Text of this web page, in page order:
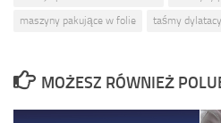
maszyny pakujące w folie
taśmy
MOŻESZ RÓWNIEŻ